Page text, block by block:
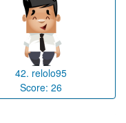
42. relolo95
Score:26